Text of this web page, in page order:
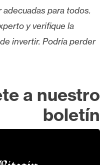
para todos.
y verifique la
invertir. Podría perder
a nuestro
boletín